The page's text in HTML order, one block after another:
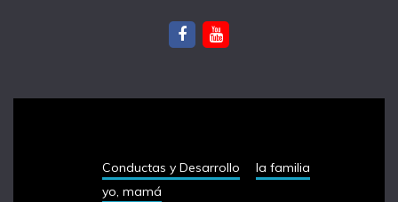
Conductas y Desarrollo
la familia
yo, mamá